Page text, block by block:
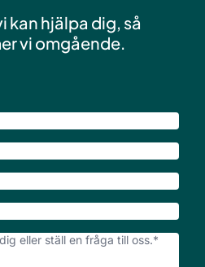
kan hjälpa dig, så
vi omgående.